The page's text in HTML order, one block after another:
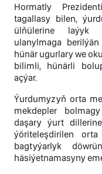
Hormatly
tagallasy bilen,
ülňülerine laýyk
ulanylmaga
hünär ugurlary we
bilimli, hünärli
açýar.
Ýurdumyzyň orta
mekdepler
daşary ýurt
ýöriteleşdirilen
bagtyýarlyk
häsiýetnamasyny